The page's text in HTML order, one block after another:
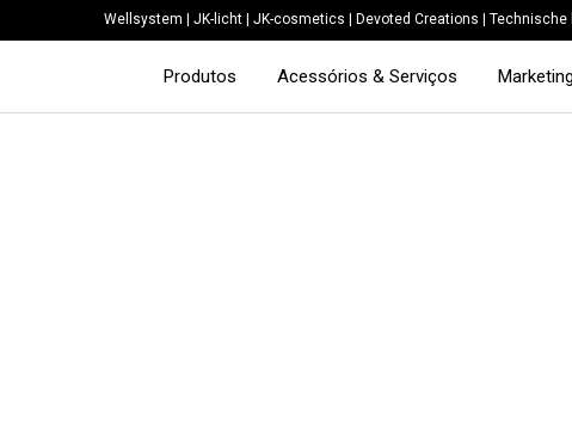
Wellsystem JK-licht JK-cosmetics Devoted Creations Technische
Produtos Acessórios & Serviços Marketing